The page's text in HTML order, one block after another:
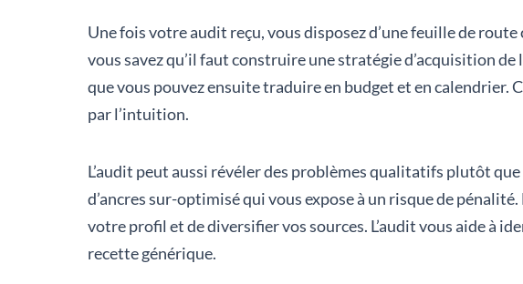
Une fois votre audit reçu, vous disposez d’une feuille de
vous savez qu’il faut construire une stratégie d’acquisition
que vous pouvez ensuite traduire en budget et en calendrier.
par l’intuition.
L’audit peut aussi révéler des problèmes qualitatifs plutôt
d’ancres sur-optimisé qui vous expose à un risque de
votre profil et de diversifier vos sources. L’audit vous aide à
recette générique.